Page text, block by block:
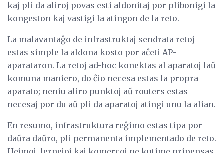
kaj pli da aliroj povas esti aldonitaj por plibonigi la
kongeston kaj vastigi la atingon de la reto.
La malavantaĝo de infrastruktaj sendrata retoj
estas simple la aldona kosto por aĉeti AP-
aparataron. La retoj ad-hoc konektas al aparatoj laŭ
komuna maniero, do ĉio necesa estas la propra
aparato; neniu aliro punktoj aŭ routers estas
necesaj por du aŭ pli da aparatoj atingi unu la alian.
En resumo, infrastruktura reĝimo estas tipa por
daŭra daŭro, pli permanenta implementado de reto.